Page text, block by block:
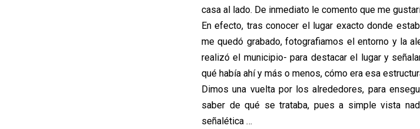
casa al lado. De inmediato le comento que me
En efecto, tras conocer el lugar exacto donde
me quedó grabado, fotografiamos el entorno y la
realizó el municipio- para destacar el lugar y
qué había ahí y más o menos, cómo era esa
Dimos una vuelta por los alrededores, para
saber de qué se trataba, pues a simple vista
señalética …